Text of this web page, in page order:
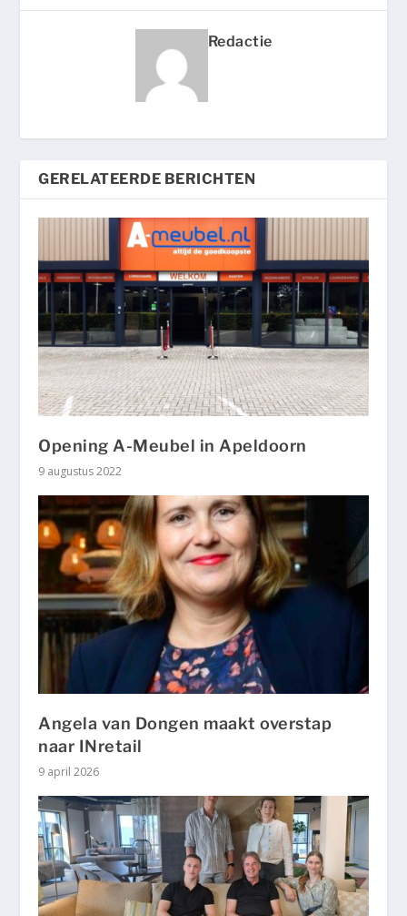
Redactie
GERELATEERDE BERICHTEN
Opening A-Meubel in Apeldoorn
9 augustus 2022
Angela van Dongen maakt overstap
naar INretail
9 april 2026